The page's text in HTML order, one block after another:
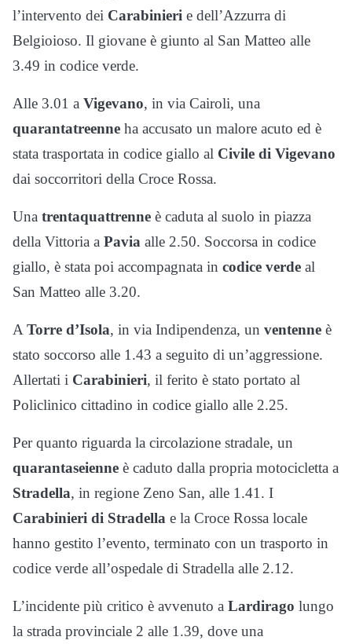
l’intervento dei Carabinieri e dell’Azzurra di
Belgioioso. Il giovane è giunto al San Matteo alle
3.49 in codice verde.
Alle 3.01 a Vigevano, in via Cairoli, una
quarantatreenne ha accusato un malore acuto ed è
stata trasportata in codice giallo al Civile di Vigevano
dai soccorritori della Croce Rossa.
Una trentaquattrenne è caduta al suolo in piazza
della Vittoria a Pavia alle 2.50. Soccorsa in codice
giallo, è stata poi accompagnata in codice verde al
San Matteo alle 3.20.
ATorre d’Isola, in via Indipendenza, un ventenne è
stato soccorso alle 1.43 a seguito di un’aggressione.
Allertati i Carabinieri, il ferito è stato portato al
Policlinico cittadino in codice giallo alle 2.25.
Per quanto riguarda la circolazione stradale, un
quarantaseienne è caduto dalla propria motocicletta a
Stradella, in regione Zeno San, alle 1.41. I
Carabinieri di Stradella e la Croce Rossa locale
hanno gestito l’evento, terminato con un trasporto in
codice verde all’ospedale di Stradella alle 2.12.
L’incidente più critico è avvenuto a Lardirago lungo
la strada provinciale 2 alle 1.39, dove una